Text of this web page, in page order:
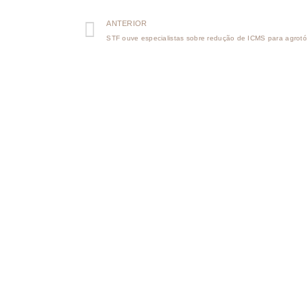
ANTERIOR
STF ouve especialistas sobre redução de ICMS para